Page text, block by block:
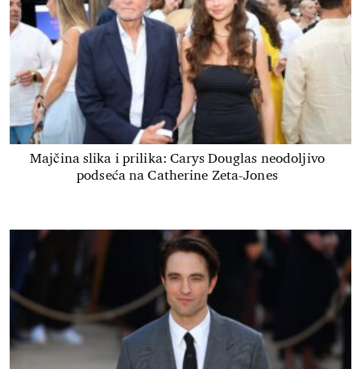
Majčina slika i prilika: Carys Douglas neodoljivo
podseća na Catherine Zeta-Jones